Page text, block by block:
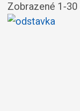
Zobrazené 1 -30